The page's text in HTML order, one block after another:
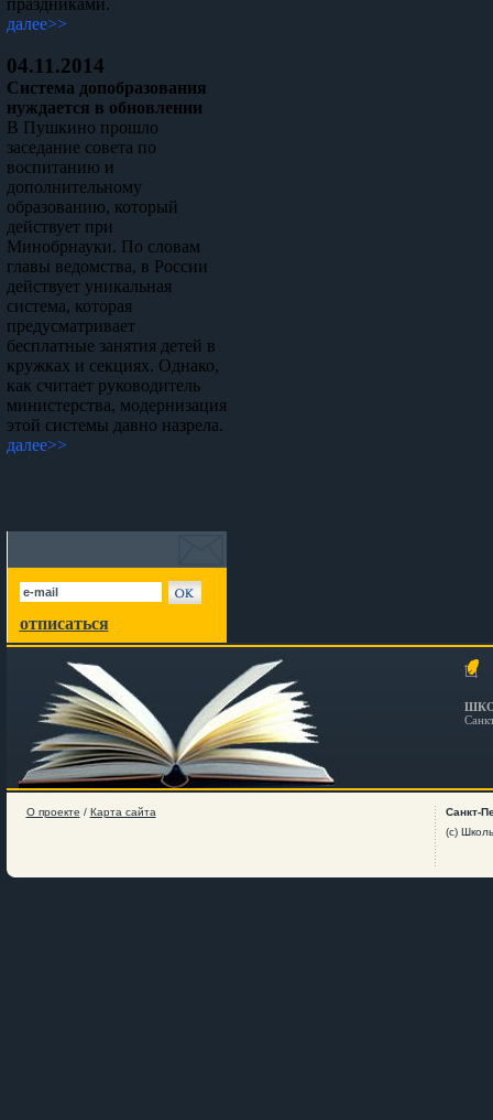
праздниками.
далее>>
04.11.2014
Система допобразования
нуждается в обновлении
В Пушкино прошло
заседание совета по
воспитанию и
дополнительному
образованию, который
действует при
Минобрнауки. По словам
главы ведомства, в России
действует уникальная
система, которая
предусматривает
бесплатные занятия детей в
кружках и секциях. Однако,
как считает руководитель
министерства, модернизация
этой системы давно назрела.
далее>>
отписаться
О проекте / Карта сайта
Санкт-
(c)